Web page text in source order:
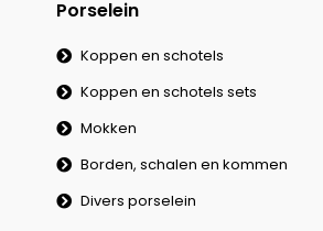
Porselein
Koppen en schotels
Koppen en schotels sets
Mokken
Borden, schalen en kommen
Divers porselein